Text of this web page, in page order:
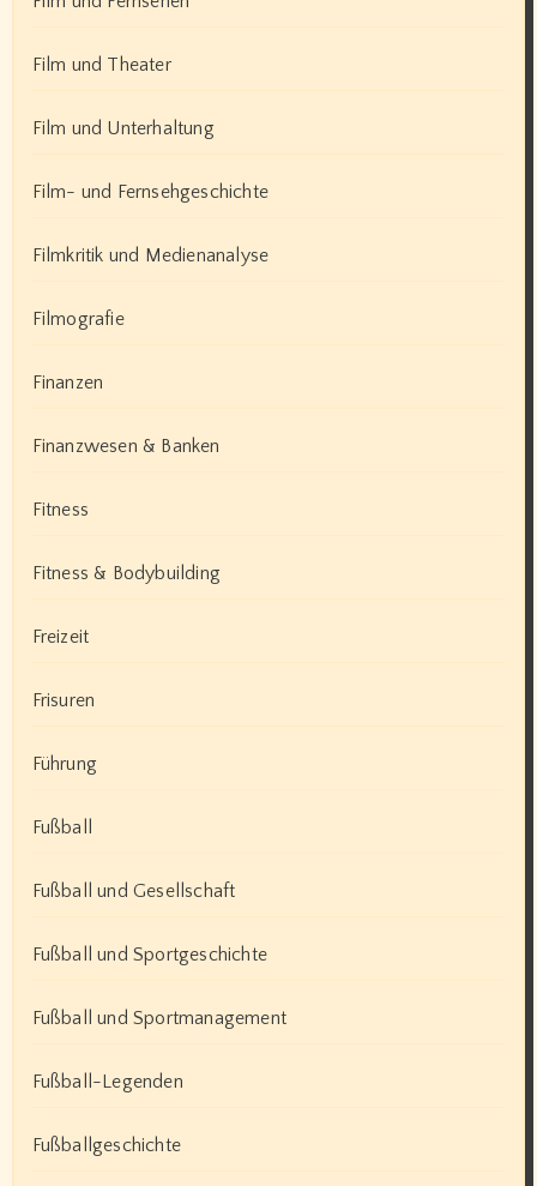
Film und Theater
Film und Unterhaltung
Film- und Fernsehgeschichte
Filmkritik und Medienanalyse
Filmografie
Finanzen
Finanzwesen & Banken
Fitness
Fitness & Bodybuilding
Freizeit
Frisuren
Führung
Fußball
Fußball und Gesellschaft
Fußball und Sportgeschichte
Fußball und Sportmanagement
Fußball-Legenden
Fußballgeschichte